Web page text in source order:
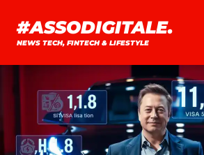
contenuto
#ASSODIGITALE.
NEWS TECH, FINTECH & LIFESTYLE